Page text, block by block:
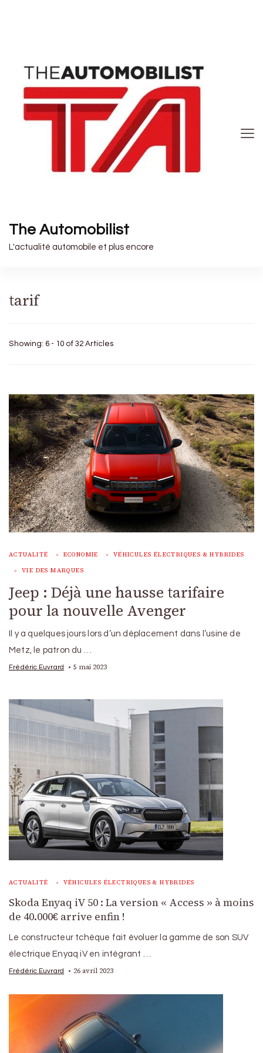
The Automobilist
L'actualité automobile et plus encore
tarif
Showing: 6 - 10 of 32 Articles
ACTUALITÉ ECONOMIE VÉHICULES ÉLECTRIQUES & HYBRIDES
VIE DES MARQUES
Jeep : Déjà une hausse tarifaire
pour la nouvelle Avenger
Il y a quelques jours lors d’un déplacement dans l’usine de
Metz, le patron du …
Frédéric Euvrard 5 mai 2023
ACTUALITÉ VÉHICULES ÉLECTRIQUES & HYBRIDES
Skoda Enyaq iV 50 : La version « Access » à moins
de 40.000€ arrive enfin !
Le constructeur tchèque fait évoluer la gamme de son SUV
électrique Enyaq iV en intégrant …
Frédéric Euvrard 26 avril 2023